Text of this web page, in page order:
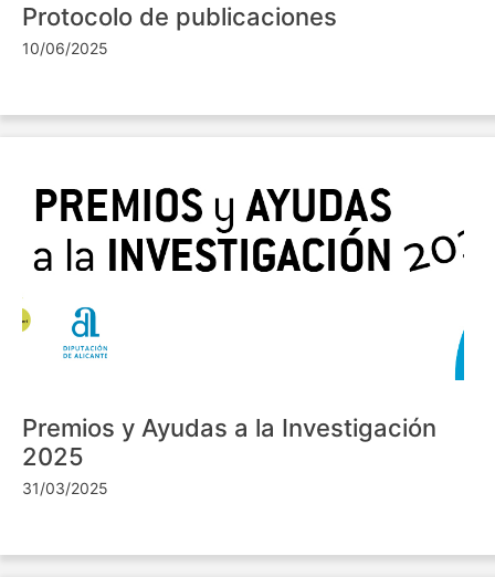
Protocolo de publicaciones
10/06/2025
Premios y Ayudas a la Investigación
2025
31/03/2025